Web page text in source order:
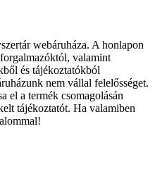
webáruháza. A honlapon
valamint
és tájékoztatókból
nem vállal felelősséget.
el a termék csomagolásán
tájékoztatót. Ha valamiben